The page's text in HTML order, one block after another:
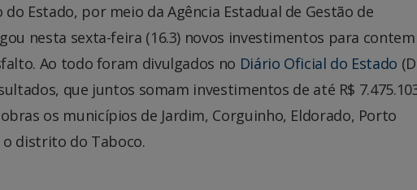
do Estado, por meio da Agência Estadual de Gestão de
nesta sexta-feira (16.3) novos investimentos para
Ao todo foram divulgados no Diário Oficial do Estado
que juntos somam investimentos de até R$
os municípios de Jardim, Corguinho, Eldorado, Porto
o distrito do Taboco.